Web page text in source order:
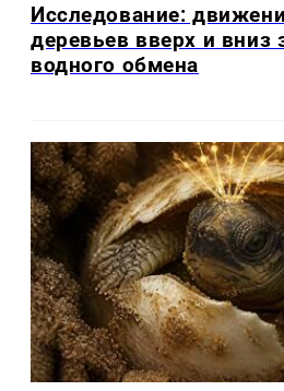
Исследование:
деревьев вверх и вниз
водного обмена